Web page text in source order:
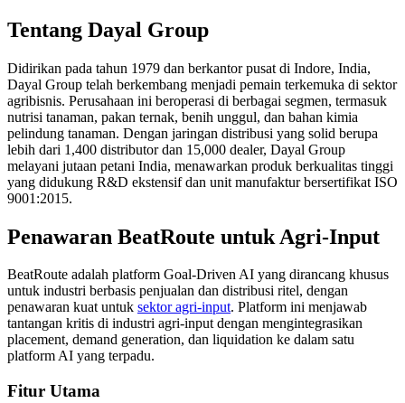
Tentang Dayal Group
Didirikan pada tahun 1979 dan berkantor pusat di Indore, India,
Dayal Group telah berkembang menjadi pemain terkemuka di sektor
agribisnis. Perusahaan ini beroperasi di berbagai segmen, termasuk
nutrisi tanaman, pakan ternak, benih unggul, dan bahan kimia
pelindung tanaman. Dengan jaringan distribusi yang solid berupa
lebih dari 1,400 distributor dan 15,000 dealer, Dayal Group
melayani jutaan petani India, menawarkan produk berkualitas tinggi
yang didukung R&D ekstensif dan unit manufaktur bersertifikat ISO
9001:2015.
Penawaran BeatRoute untuk Agri-Input
BeatRoute adalah platform Goal-Driven AI yang dirancang khusus
untuk industri berbasis penjualan dan distribusi ritel, dengan
penawaran kuat untuk sektor agri-input. Platform ini menjawab
tantangan kritis di industri agri-input dengan mengintegrasikan
placement, demand generation, dan liquidation ke dalam satu
platform AI yang terpadu.
Fitur Utama